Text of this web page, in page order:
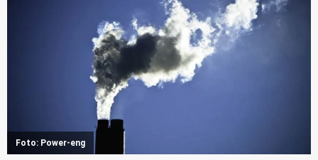
Foto: Power-eng